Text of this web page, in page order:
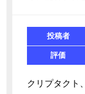
投稿者
評価
クリプタクト